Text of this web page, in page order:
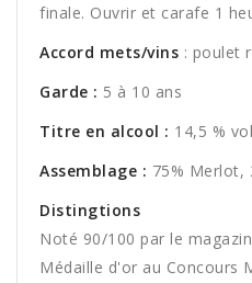
finale. Ouvrir et carafe 1
Accord mets/vins : poulet
Garde : 5 à 10 ans
Titre en alcool : 14,5 %
Assemblage : 75% Merlot,
Distingtions
Noté 90/100 par le
Médaille d'or au Concours